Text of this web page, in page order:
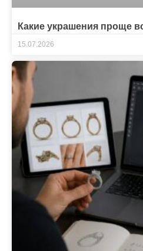
Какие украшения проще
15.07.2026